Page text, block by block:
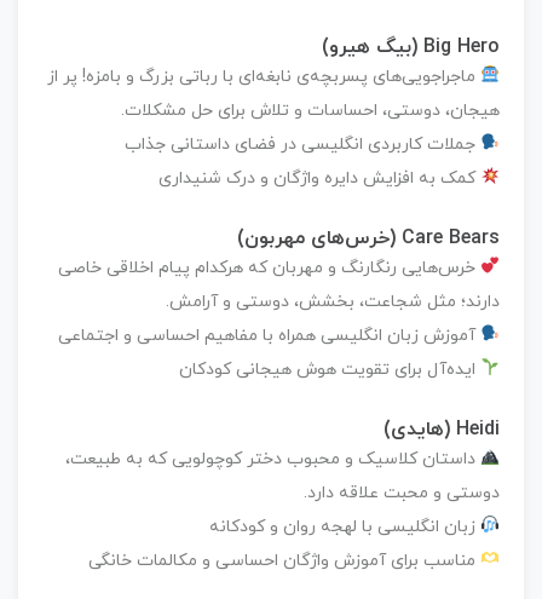
Big Hero (بیگ هیرو)
ماجراجویی‌های پسربچه‌ی نابغه‌ای با رباتی بزرگ و بامزه! پر از
هیجان، دوستی، احساسات و تلاش برای حل مشکلات.
جملات کاربردی انگلیسی در فضای داستانی جذاب
کمک به افزایش دایره واژگان و درک شنیداری
Care Bears (خرس‌های مهربون)
خرس‌هایی رنگارنگ و مهربان که هرکدام پیام اخلاقی خاصی
دارند؛ مثل شجاعت، بخشش، دوستی و آرامش.
آموزش زبان انگلیسی همراه با مفاهیم احساسی و اجتماعی
ایده‌آل برای تقویت هوش هیجانی کودکان
داستان کلاسیک و محبوب دختر کوچولویی که به طبیعت،
دوستی و محبت علاقه دارد.
زبان انگلیسی با لهجه روان و کودکانه
مناسب برای آموزش واژگان احساسی و مکالمات خانگی